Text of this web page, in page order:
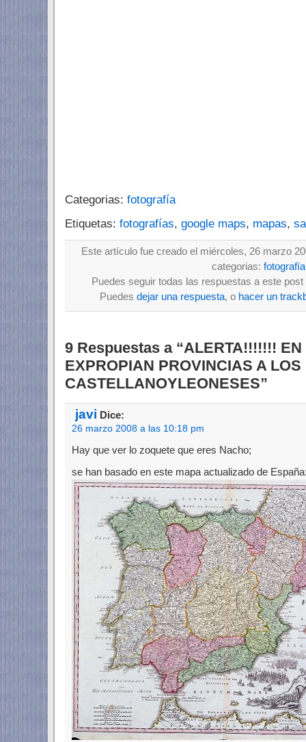
Categorias: fotografía
Etiquetas: fotografías, google maps, mapas,
Este artículo fue creado el miércoles, 26 marzo
categorias: fotografía
Puedes seguir todas las respuestas a este
Puedes dejar una respuesta, o hacer un
9 Respuestas a “ALERTA!!!!!!! EN
EXPROPIAN PROVINCIAS A LOS
CASTELLANOYLEONESES”
javi Dice:
26 marzo 2008 a las 10:18 pm
Hay que ver lo zoquete que eres Nacho;
se han basado en este mapa actualizado de